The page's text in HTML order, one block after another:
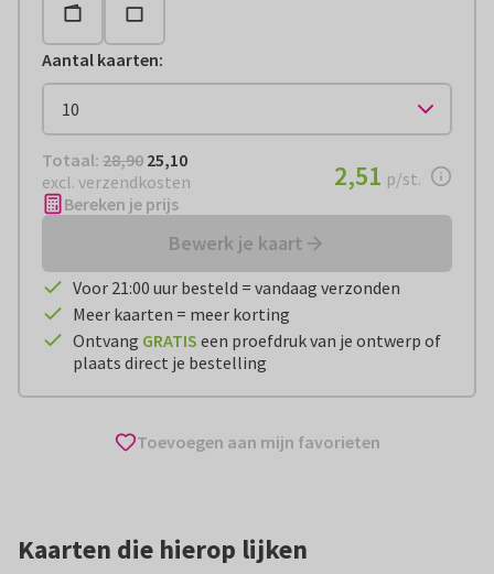
Aantal kaarten:
Totaal: € 25,10
Totaal: 28,90 25,10
excl. verzendkosten
€ 2,51 per stuk
2,51 p/st.
Bereken je prijs
Bewerk je kaart
Voor 21:00 uur besteld = vandaag verzonden
Meer kaarten = meer korting
Ontvang GRATIS een proefdruk van je ontwerp of
plaats direct je bestelling
Toevoegen aan mijn favorieten
Kaarten die hierop lijken